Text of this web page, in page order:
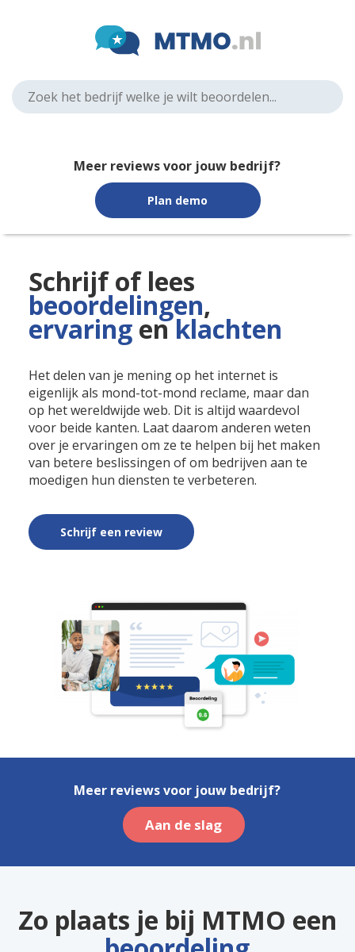
Meer reviews voor jouw bedrijf?
Plan demo
Schrijf of lees
beoordelingen,
ervaringenklachten
Het delen van je mening op het internet is
eigenlijk als mond-tot-mond reclame, maar dan
op het wereldwijde web. Dit is altijd waardevol
voor beide kanten. Laat daarom anderen weten
over je ervaringen om ze te helpen bij het maken
van betere beslissingen of om bedrijven aan te
moedigen hun diensten te verbeteren.
Schrijf een review
Meer reviews voor jouw bedrijf?
Aan de slag
Zo plaats je bij MTMO een